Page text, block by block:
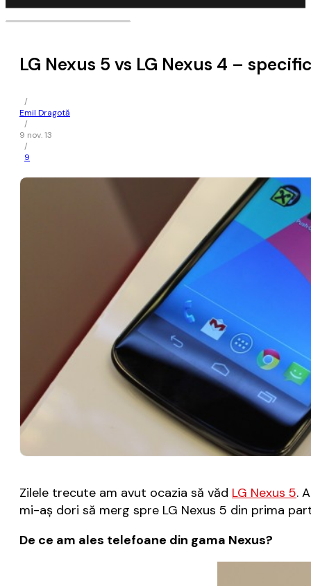
LG Nexus 5 vs LG Nexus 4 –
/
Emil Dragotă
/
9 nov. 13
/
9
Zilele trecute am avut ocazia să văd LG Nexus 5.
mi-aș dori să merg spre LG Nexus 5 din prima
De ce am ales telefoane din gama Nexus?